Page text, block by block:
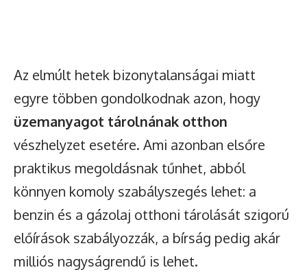
Az elmúlt hetek bizonytalanságai miatt
egyre többen gondolkodnak azon, hogy
üzemanyagot tárolnának otthon
vészhelyzet esetére. Ami azonban elsőre
praktikus megoldásnak tűnhet, abból
könnyen komoly szabályszegés lehet: a
benzin és a gázolaj otthoni tárolását szigorú
előírások szabályozzák, a bírság pedig akár
milliós nagyságrendű is lehet.